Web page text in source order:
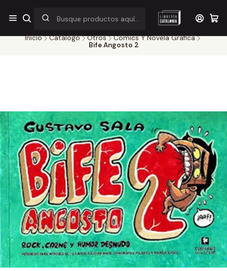
¡Por pocos días! Despacho a $1.000 en RM por compras sobre
$38.000
Inicio Catálogo Otros
Comics Y Novela Grafica
Bife Angosto 2